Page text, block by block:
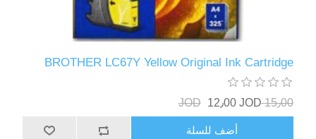
BROTHER LC67Y Yellow Original Ink Cartridge
15٫00 JOD 12٫00 JOD
أضف للسلة